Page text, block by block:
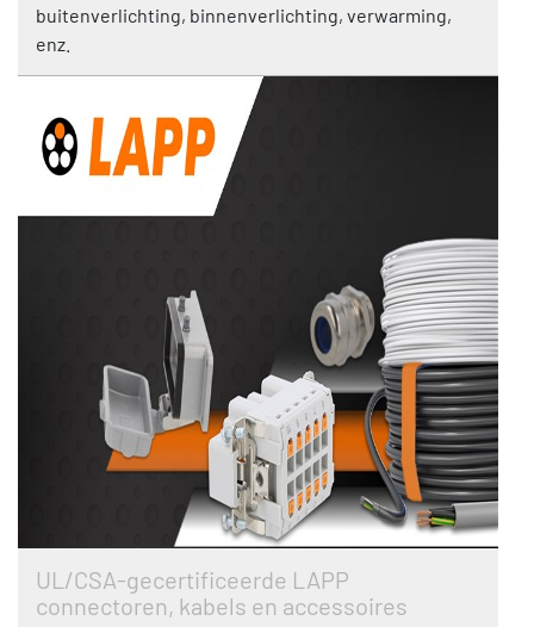
buitenverlichting, binnenverlichting, verwarming,
enz.
UL/CSA-gecertificeerde LAPP
connectoren, kabels en accessoires